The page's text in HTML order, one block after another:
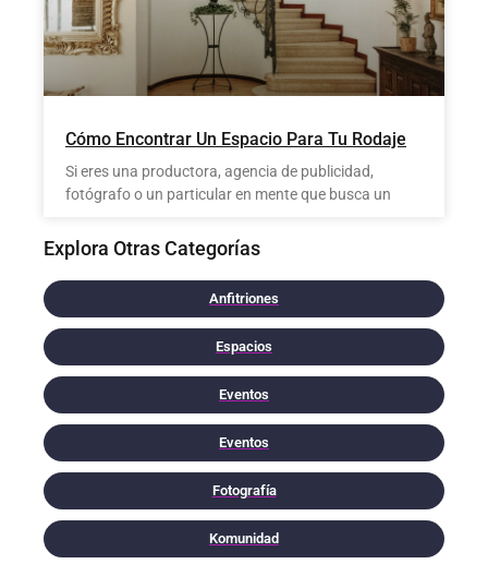
Cómo Encontrar Un Espacio Para Tu Rodaje
Si eres una productora, agencia de publicidad,
fotógrafo o un particular en mente que busca un
Explora Otras Categorías
Anfitriones
Espacios
Eventos
Eventos
Fotografía
Komunidad